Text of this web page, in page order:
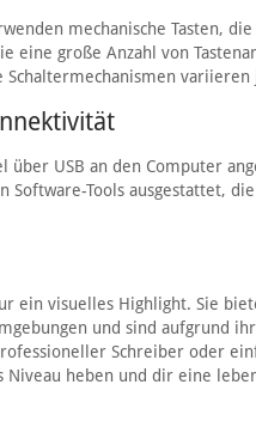
mechanische Tasten,
eine große Anzahl von
Schaltermechanismen
über USB an den Computer
Software-Tools ausgestattet,
ein visuelles Highlight. Sie
und sind aufgrund
Schreiber oder
Niveau heben und dir eine